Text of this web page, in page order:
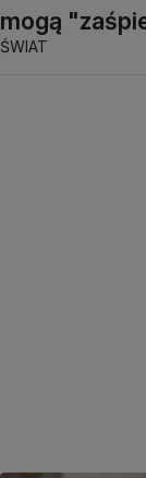
mogą
ŚWIAT